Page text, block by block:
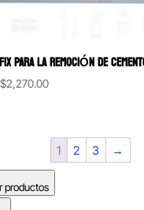
PARA LA REMOCIÓN DE
$2,270.00Price
through
$2,270.00
1 2 3 →
productos